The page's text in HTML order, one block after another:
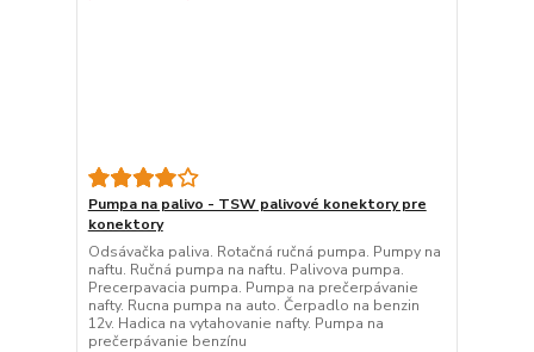
Pumpa na palivo - TSW palivové konektory pre
konektory
Odsávačka paliva. Rotačná ručná pumpa. Pumpy na
naftu. Ručná pumpa na naftu. Palivova pumpa.
Precerpavacia pumpa. Pumpa na prečerpávanie
nafty. Rucna pumpa na auto. Čerpadlo na benzin
12v. Hadica na vytahovanie nafty. Pumpa na
prečerpávanie benzínu